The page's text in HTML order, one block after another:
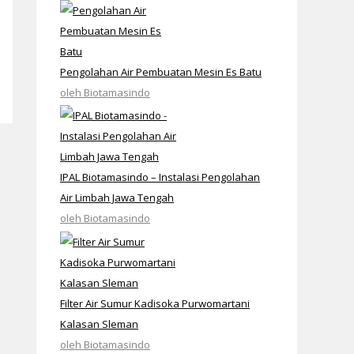
Pengolahan Air Pembuatan Mesin Es Batu
oleh Biotamasindo
IPAL Biotamasindo – Instalasi Pengolahan
Air Limbah Jawa Tengah
oleh Biotamasindo
Filter Air Sumur Kadisoka Purwomartani
Kalasan Sleman
oleh Biotamasindo